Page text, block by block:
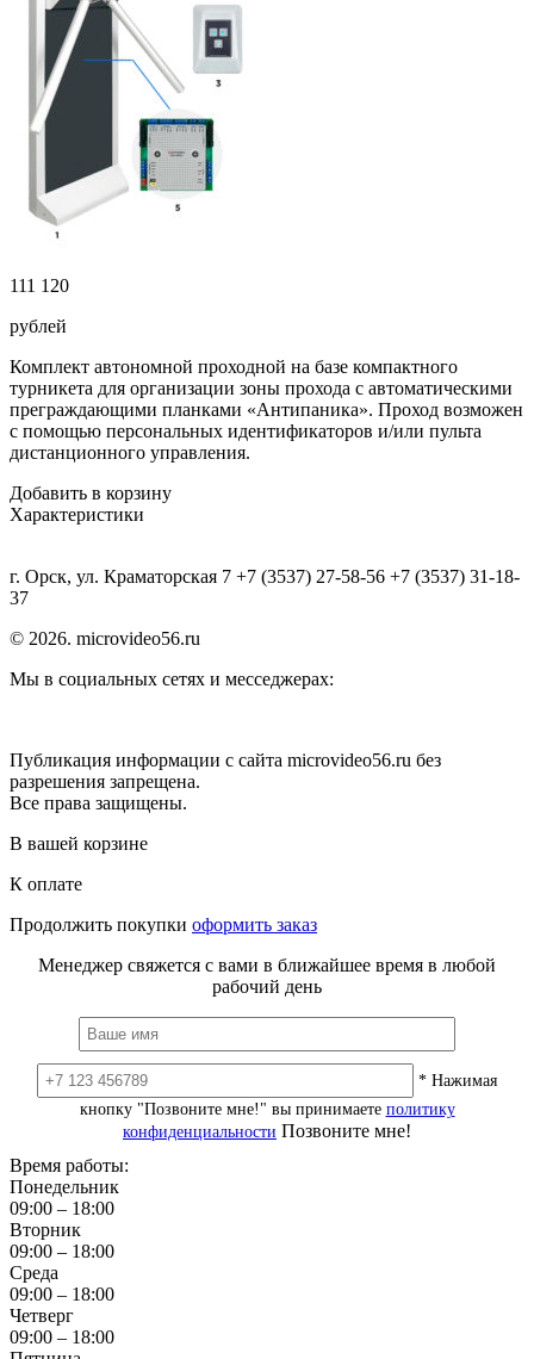
111 120
рублей
Комплект автономной проходной на базе компактного
турникета для организации зоны прохода с автоматическими
преграждающими планками «Антипаника». Проход возможен
с помощью персональных идентификаторов и/или пульта
дистанционного управления.
Добавить в корзину
Характеристики
г. Орск, ул. Краматорская 7 +7 (3537) 27-58-56 +7 (3537) 31-18-
37
© 2026. microvideo56.ru
Мы в социальных сетях и месседжерах:
Публикация информации с сайта microvideo56.ru без
разрешения запрещена.
Все права защищены.
В вашей корзине
К оплате
Продолжить покупки оформить заказ
Менеджер свяжется с вами в ближайшее время в любой
рабочий день
* Нажимая
кнопку "Позвоните мне!" вы принимаете политику
конфиденциальности Позвоните мне!
Время работы:
Понедельник
09:00 – 18:00
Вторник
09:00 – 18:00
Среда
09:00 – 18:00
Четверг
09:00 – 18:00